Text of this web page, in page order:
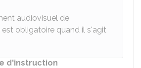
audiovisuel de
obligatoire quand il s'agit
d'instruction